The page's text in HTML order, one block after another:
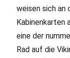
weisen sich an
Kabinenkarten
eine der
Rad auf die